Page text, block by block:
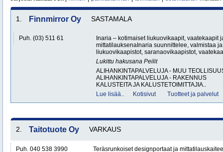
1. Finnmirror Oy SASTAMALA
Puh. (03) 511 61
Inaria – kotimaiset liukuovikaapit, vaatekaapit
mittatilauksenaInaria suunnittelee, valmistaa
liukuovikaapistot, saranaovikaapistot,
Lukittu hakusana Peilit
ALIHANKINTAPALVELUJA - MUU
ALIHANKINTAPALVELUJA - RAKENNUS
KALUSTEITA JA KALUSTETOIMITTAJIA..
Lue lisää..
Kotisivut Tuotteet ja palvelut
2. Taitotuote Oy VARKAUS
Puh. 040 538 3990
Teräsrunkoiset designportaat ja